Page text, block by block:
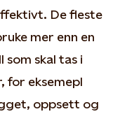
De fleste
mer enn en
skal tas i
for eksemepl
oppsett og